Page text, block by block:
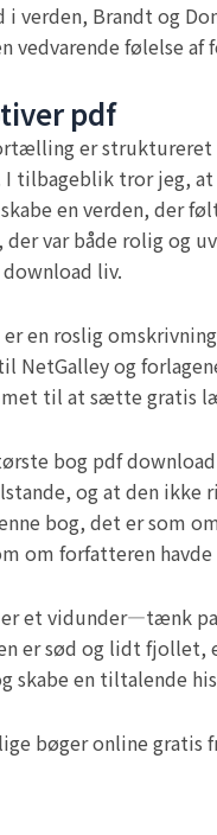
i verden, Brandt og
vedvarende følelse
pdf
er
I tilbageblik tror jeg,
en verden, der
der var både rolig og
liv.
en roslig
NetGalley og
til at sætte gratis
bog pdf
og at den ikke
bog, det er som
om forfatteren
et vidunder—tænk
er sød og lidt
skabe en tiltalende
bøger online